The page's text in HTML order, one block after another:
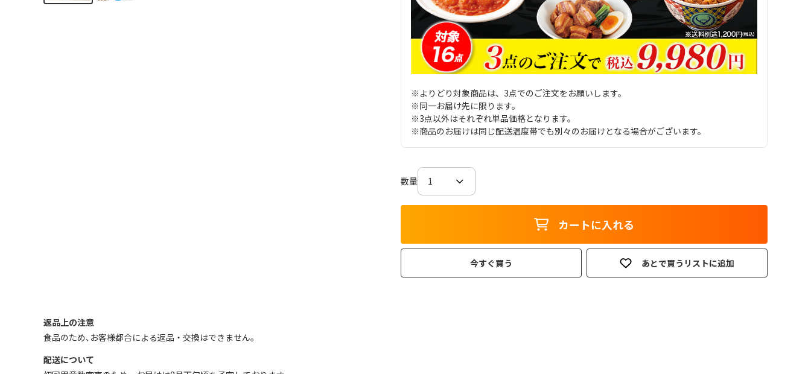
※よりどり対象商品は、3点でのご注文をお願いします。
※同一お届け先に限ります。
※3点以外はそれぞれ単品価格となります。
※商品のお届けは同じ配送温度帯でも別々のお届けとなる場合がございます。
数量
カートに入れる
今すぐ買う あとで買うリストに追加
返品上の注意
食品のため､お客様都合による返品・交換はできません｡
配送について